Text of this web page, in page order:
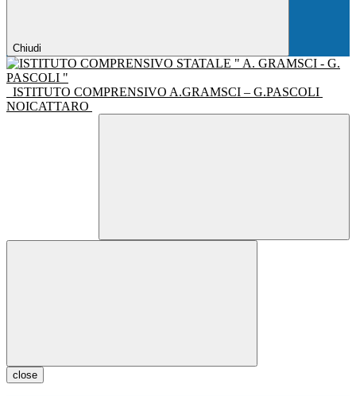
Chiudi
ISTITUTO COMPRENSIVO A.GRAMSCI – G.PASCOLI
NOICATTARO
close